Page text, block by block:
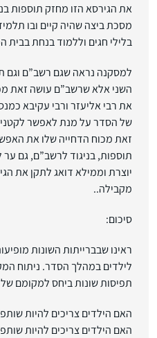
את הגירסא הזו מחזק תוספות
מסכת ביצה שהיה קיים ובו
בלילי חגים וללמוד בנחת בבית
למסקנה נראה שגם רשב”ם וגם
השני אלא שרשב”ם עושה זאת
את רבי אליעזר ורבי עקיבא
של הסדר על מנת לאפשר
זאת מכוח הדחייה שלו את
תוספות, בניגוד לרשב”ם, גם ער
יוצרת וממילא דואג לתקן את
מקבילה..
סיכום:
ראינו שבברייתות השונות
לילדים במהלך הסדר. ניתוח
תפיסות שונות ביחס למקומם
האם הילדים צריכים להיות
האם הילדים צריכים להיות